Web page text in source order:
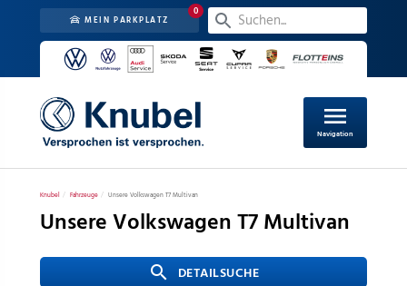
MEIN PARKPLATZ
0
menu
Navigation
Knubel Fahrzeuge Unsere Volkswagen T7 Multivan
Unsere Volkswagen T7 Multivan
search DETAILSUCHE